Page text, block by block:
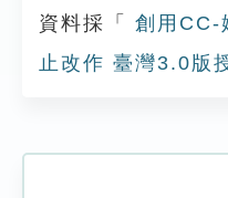
資料採「
創用CC-
止改作 臺灣3.0版